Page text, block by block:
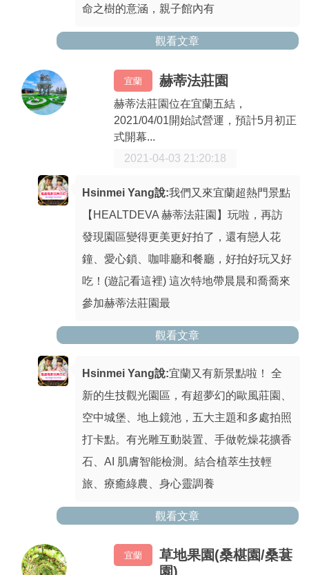
命之樹的意涵，親子館內有
觀看文章
宜蘭 赫蒂法莊園
赫蒂法莊園位在宜蘭五結，
2021/04/01開始試營運，預計5月初正
式開幕...
2021-04-03 21:20:18
Hsinmei Yang說:我們又來宜蘭超熱門景點
【HEALTDEVA 赫蒂法莊園】玩啦，再訪
發現園區變得更美更好拍了，還有戀人花
鐘、愛心鎖、咖啡廳和餐廳，好拍好玩又好
吃！(遊記看這裡) 這次特地帶晨晨和喬喬來
參加赫蒂法莊園最
觀看文章
Hsinmei Yang說:宜蘭又有新景點啦！ 全
新的生技觀光園區，有超夢幻的歐風莊園、
空中城堡、地上鏡池，五大主題和多處拍照
打卡點。有光雕互動裝置、手做乾燥花擴香
石、AI 肌膚智能檢測。結合植萃生技輕
旅、療癒綠農、身心靈調養
觀看文章
宜蘭
草地果園(桑椹園/桑葚
園)